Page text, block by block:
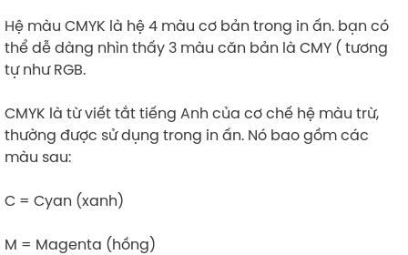
Hệ màu CMYK là hệ 4 màu cơ bản trong in ấn. bạn có
thể dễ dàng nhìn thấy 3 màu căn bản là CMY ( tương
tự như RGB.
CMYK là từ viết tắt tiếng Anh của cơ chế hệ màu trừ,
thường được sử dụng trong in ấn. Nó bao gồm các
màu sau:
C = Cyan (xanh)
M = Magenta (hồng)